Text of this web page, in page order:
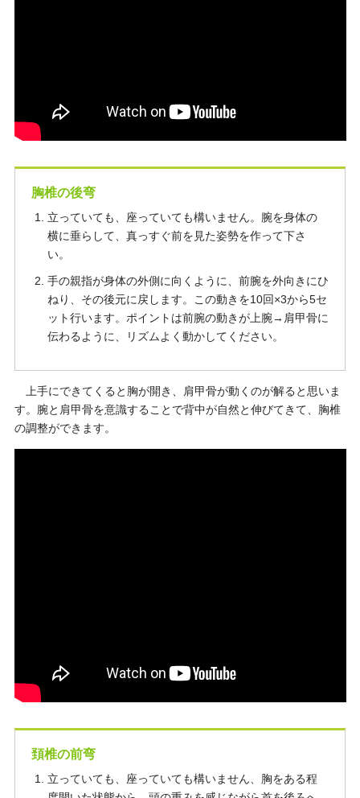
胸椎の後弯
立っていても、座っていても構いません。腕を身体の
横に垂らして、真っすぐ前を見た姿勢を作って下さ
い。
手の親指が身体の外側に向くように、前腕を外向きにひ
ねり、その後元に戻します。この動きを10回×3から5セ
ット行います。ポイントは前腕の動きが上腕→肩甲骨に
伝わるように、リズムよく動かしてください。
上手にできてくると胸が開き、肩甲骨が動くのが解ると思いま
す。腕と肩甲骨を意識することで背中が自然と伸びてきて、胸椎
の調整ができます。
頚椎の前弯
立っていても、座っていても構いません、胸をある程